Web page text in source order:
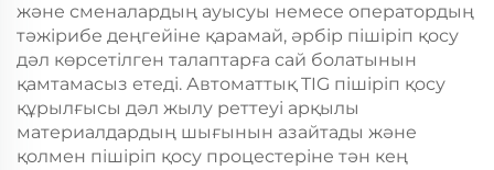
және сменалардың ауысуы немесе оператордың
тәжірибе деңгейіне қарамай, әрбір пішіріп қосу
дәл көрсетілген талаптарға сай болатынын
қамтамасыз етеді. Автоматтық TIG пішіріп қосу
құрылғысы дәл жылу реттеуі арқылы
материалдардың шығынын азайтады және
қолмен пішіріп қосу процестеріне тән кең